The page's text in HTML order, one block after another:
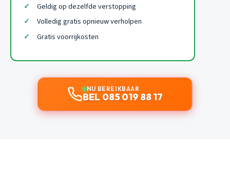
Geldig op dezelfde verstopping
Volledig gratis opnieuw verholpen
Gratis voorrijkosten
NU BEREIKBAAR
BEL 085 019 88 17